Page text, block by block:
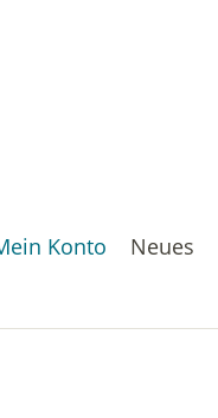
Konto Neues